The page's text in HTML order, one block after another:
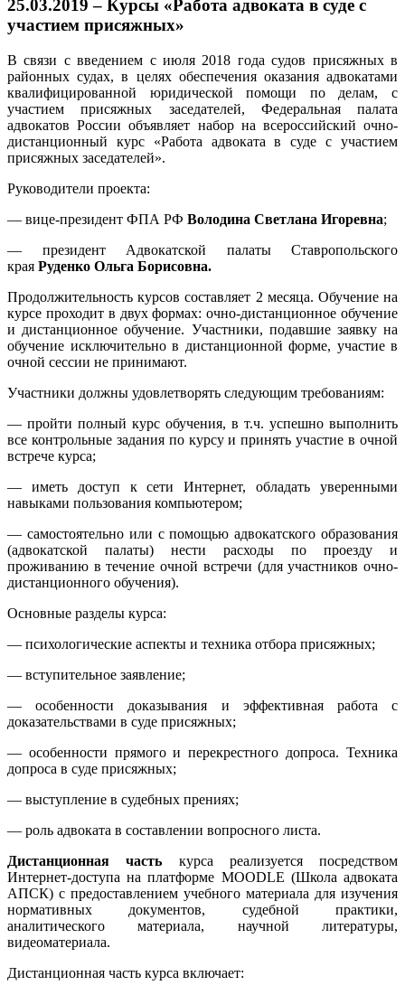
25.03.2019 – Курсы «Работа адвоката в суде с
участием присяжных»
В связи с введением с июля 2018 года судов присяжных в
районных судах, в целях обеспечения оказания адвокатами
квалифицированной юридической помощи по делам, с
участием присяжных заседателей, Федеральная палата
адвокатов России объявляет набор на всероссийский очно-
дистанционный курс «Работа адвоката в суде с участием
присяжных заседателей».
Руководители проекта:
— вице-президент ФПА РФ Володина Светлана Игоревна;
— президент Адвокатской палаты Ставропольского
края Руденко Ольга Борисовна.
Продолжительность курсов составляет 2 месяца. Обучение на
курсе проходит в двух формах: очно-дистанционное обучение
и дистанционное обучение. Участники, подавшие заявку на
обучение исключительно в дистанционной форме, участие в
очной сессии не принимают.
Участники должны удовлетворять следующим требованиям:
— пройти полный курс обучения, в т.ч. успешно выполнить
все контрольные задания по курсу и принять участие в очной
встрече курса;
— иметь доступ к сети Интернет, обладать уверенными
навыками пользования компьютером;
— самостоятельно или с помощью адвокатского образования
(адвокатской палаты) нести расходы по проезду и
проживанию в течение очной встречи (для участников очно-
дистанционного обучения).
Основные разделы курса:
— психологические аспекты и техника отбора присяжных;
— вступительное заявление;
— особенности доказывания и эффективная работа с
доказательствами в суде присяжных;
— особенности прямого и перекрестного допроса. Техника
допроса в суде присяжных;
— выступление в судебных прениях;
— роль адвоката в составлении вопросного листа.
Дистанционная часть курса реализуется посредством
Интернет-доступа на платформе MOODLE (Школа адвоката
АПСК) с предоставлением учебного материала для изучения
нормативных документов, судебной практики,
аналитического материала, научной литературы,
видеоматериала.
Дистанционная часть курса включает: